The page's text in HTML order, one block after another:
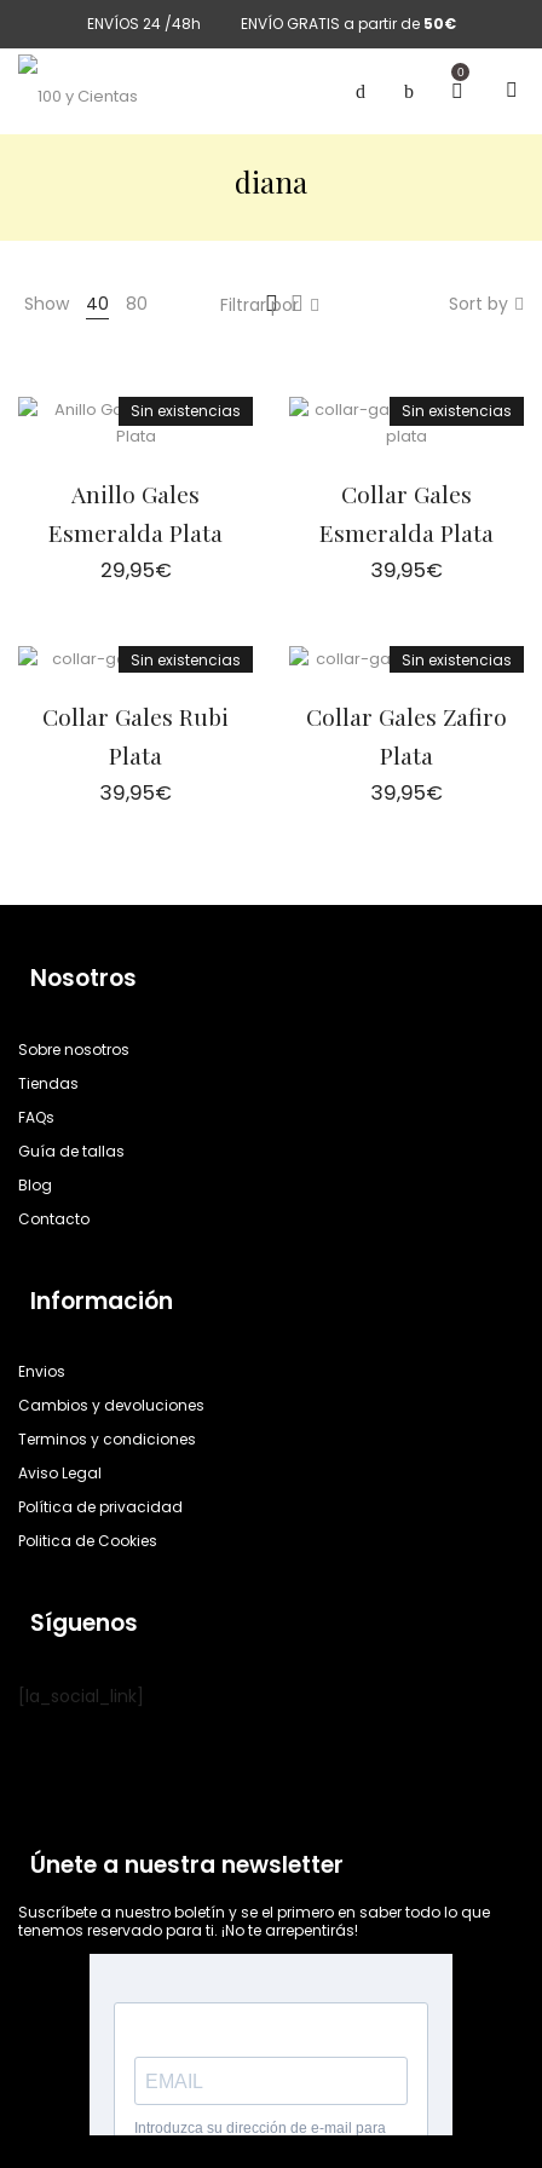
ENVÍOS 24 /48h ENVÍO GRATIS a partir de 50€
0
diana
Show 40 80 Sort by
Filtrar por
Sin existencias
Anillo Gales
Esmeralda Plata
29,95€
Sin existencias
Collar Gales
Esmeralda Plata
39,95€
Sin existencias
Collar Gales Rubi
Plata
39,95€
Sin existencias
Collar Gales Zafiro
Plata
39,95€
Nosotros
Sobre nosotros
Tiendas
FAQs
Guía de tallas
Blog
Contacto
Información
Envios
Cambios y devoluciones
Terminos y condiciones
Aviso Legal
Política de privacidad
Politica de Cookies
Síguenos
[la_social_link]
Únete a nuestra newsletter
Suscríbete a nuestro boletín y se el primero en saber todo lo que
tenemos reservado para ti. ¡No te arrepentirás!